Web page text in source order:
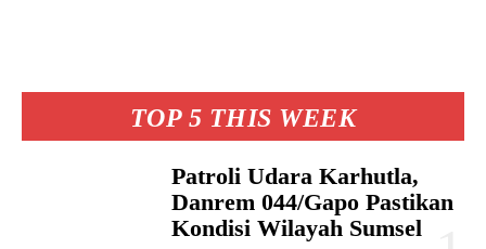
TOP 5 THIS WEEK
Patroli Udara Karhutla,
Danrem 044/Gapo Pastikan
Kondisi Wilayah Sumsel